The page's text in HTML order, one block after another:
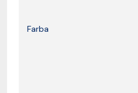
Farba